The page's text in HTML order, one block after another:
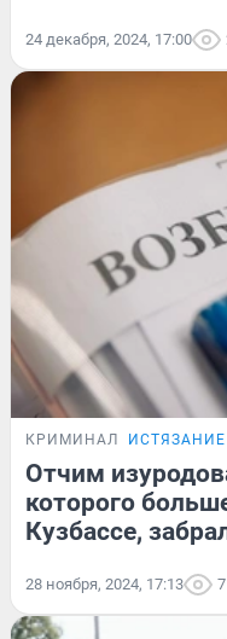
24 декабря, 2024, 17:00
КРИМИНАЛ
Отчим
которого
Кузбассе,
28 ноября, 2024, 17:13